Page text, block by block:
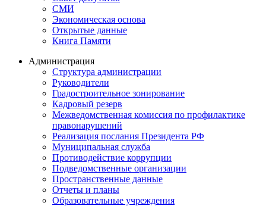
СМИ
Экономическая основа
Открытые данные
Книга Памяти
Администрация
Структура администрации
Руководители
Градостроительное зонирование
Кадровый резерв
Межведомственная комиссия по профилактике
правонарушений
Реализация послания Президента РФ
Муниципальная служба
Противодействие коррупции
Подведомственные организации
Пространственные данные
Отчеты и планы
Образовательные учреждения